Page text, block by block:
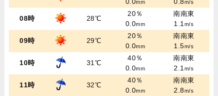
0.0mm
0.8m/s
08時 28℃
20％
0.0mm
南南東
1.1m/s
09時 29℃
20％
0.0mm
南南東
1.5m/s
10時 31℃
40％
0.0mm
南南東
2.1m/s
11時 32℃
40％
0.0mm
南南東
2.8m/s